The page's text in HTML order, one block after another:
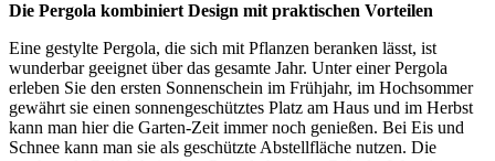
Die Pergola kombiniert Design mit praktischen Vorteilen
Eine gestylte Pergola, die sich mit Pflanzen beranken lässt, ist
wunderbar geeignet über das gesamte Jahr. Unter einer Pergola
erleben Sie den ersten Sonnenschein im Frühjahr, im Hochsommer
gewährt sie einen sonnengeschütztes Platz am Haus und im Herbst
kann man hier die Garten-Zeit immer noch genießen. Bei Eis und
Schnee kann man sie als geschützte Abstellfläche nutzen. Die